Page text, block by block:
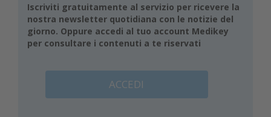
Iscriviti gratuitamente al servizio per ricevere la
nostra newsletter quotidiana con le notizie del
giorno. Oppure accedi al tuo account Medikey
per consultare i contenuti a te riservati
ACCEDI